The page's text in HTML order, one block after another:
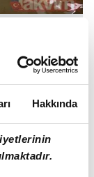
Hakkında
nedeniyle